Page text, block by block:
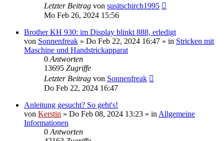
Letzter Beitrag von susitschirch1995
Mo Feb 26, 2024 15:56
Brother KH 930: im Display blinkt 888, erledigt
von Sonnenfreak » Do Feb 22, 2024 16:47 » in Stricken mit
Maschine und Handstrickapparat
0 Antworten
13695 Zugriffe
Letzter Beitrag von Sonnenfreak
Do Feb 22, 2024 16:47
Anleitung gesucht? So geht's!
von Kerstin » Do Feb 08, 2024 13:23 » in Allgemeine
Informationen
0 Antworten